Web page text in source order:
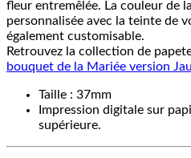
fleur entremêlée. La couleur de
personnalisée avec la teinte de
également customisable.
Retrouvez la collection de
bouquet de la Mariée version
Taille : 37mm
Impression digitale sur
supérieure.